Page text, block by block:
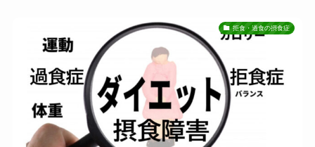
拒食・過食の摂食症